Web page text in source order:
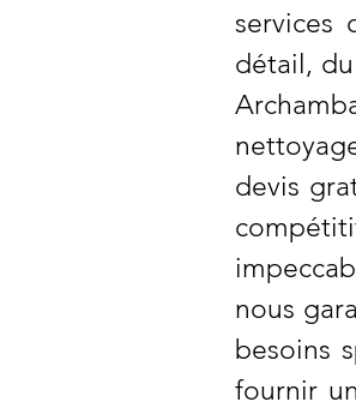
services
détail,
devis
nous
besoins
fournir